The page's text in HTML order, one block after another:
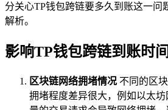
分关心TP钱包跨链要多久到账这一问
解析。
影响TP钱包跨链到账时
区块链网络拥堵情况 不同的区
拥堵程度差异很大，例如以太